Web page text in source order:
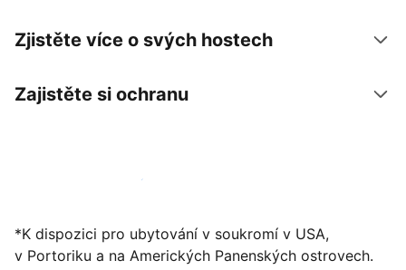
Zjistěte více o svých hostech
Zajistěte si ochranu
Zaregistrovat ubytování už dnes
*K dispozici pro ubytování v soukromí v USA,
v Portoriku a na Amerických Panenských ostrovech.